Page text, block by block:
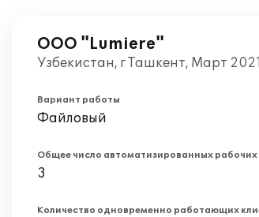
OOO "Lumiere"
Узбекистан, г Ташкент, Март 2021
Вариант работы
Файловый
Общее число автоматизированных рабочих
3
Количество одновременно работающих